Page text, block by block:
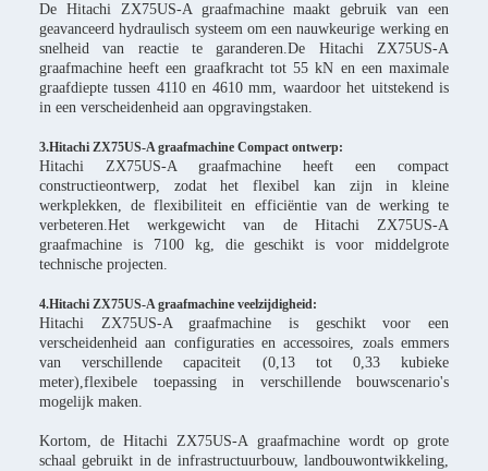
De Hitachi ZX75US-A graafmachine maakt gebruik van een
geavanceerd hydraulisch systeem om een nauwkeurige werking en
snelheid van reactie te garanderen.De Hitachi ZX75US-A
graafmachine heeft een graafkracht tot 55 kN en een maximale
graafdiepte tussen 4110 en 4610 mm, waardoor het uitstekend is
in een verscheidenheid aan opgravingstaken.
3.Hitachi ZX75US-A graafmachine Compact ontwerp:
Hitachi ZX75US-A graafmachine heeft een compact
constructieontwerp, zodat het flexibel kan zijn in kleine
werkplekken, de flexibiliteit en efficiëntie van de werking te
verbeteren.Het werkgewicht van de Hitachi ZX75US-A
graafmachine is 7100 kg, die geschikt is voor middelgrote
technische projecten.
4.Hitachi ZX75US-A graafmachine veelzijdigheid:
Hitachi ZX75US-A graafmachine is geschikt voor een
verscheidenheid aan configuraties en accessoires, zoals emmers
van verschillende capaciteit (0,13 tot 0,33 kubieke
meter),flexibele toepassing in verschillende bouwscenario's
mogelijk maken.
Kortom, de Hitachi ZX75US-A graafmachine wordt op grote
schaal gebruikt in de infrastructuurbouw, landbouwontwikkeling,